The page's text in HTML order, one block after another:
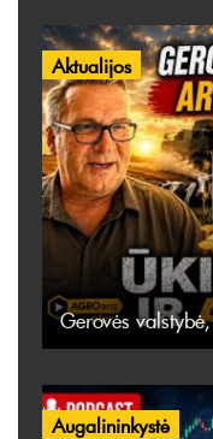
Aktualijos
Gerovės
Augalininkystė